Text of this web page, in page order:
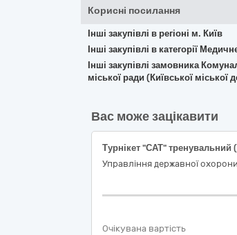
Корисні посилання
Інші закупівлі в регіоні м. Київ
Інші закупівлі в категорії
Інші закупівлі замовника
міської ради (Київської міської
Вас може зацікавити
Управління державної
Очікувана вартість